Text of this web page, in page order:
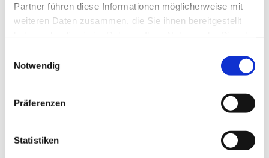
Partner führen diese Informationen möglicherweise mit
weiteren Daten zusammen, die Sie ihnen bereitgestellt
Notwendig
Präferenzen
Statistiken
Gerd Oldenburg
Stellvertretender Vorsitzender